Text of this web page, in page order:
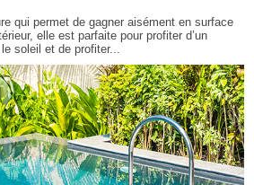
qui permet de gagner aisément en surface
elle est parfaite pour profiter d’un
soleil et de profiter...